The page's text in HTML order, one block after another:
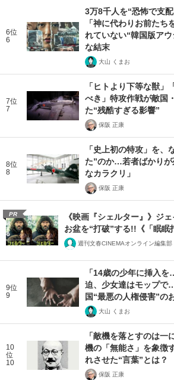
6位
6
3万8千人を“恐怖で支
「神に代わりお前たち
れていない“韓国版ア
な結末
大山 くまお
7位
7
「ヒトより下等な獣」
べき」特攻作戦が敵国
た“残酷すぎる影響”
保阪 正康
8位
8
「史上初の特攻」を、
た”のか…若者ばかり
なカラクリ」
保阪 正康
PR
《映画『シェルター』》ジ
お盆を“打破”する!!《「眠眠
週刊文春CINEMAオンライン編集部
9位
9
「14歳の少年に挿入
迫、少女達はモップで
国“最悪の人権侵害”の
大山 くまお
10
位
10
「敵機を落とすのは
機の「無能さ」を象徴
れさせた“言葉”とは？
保阪 正康